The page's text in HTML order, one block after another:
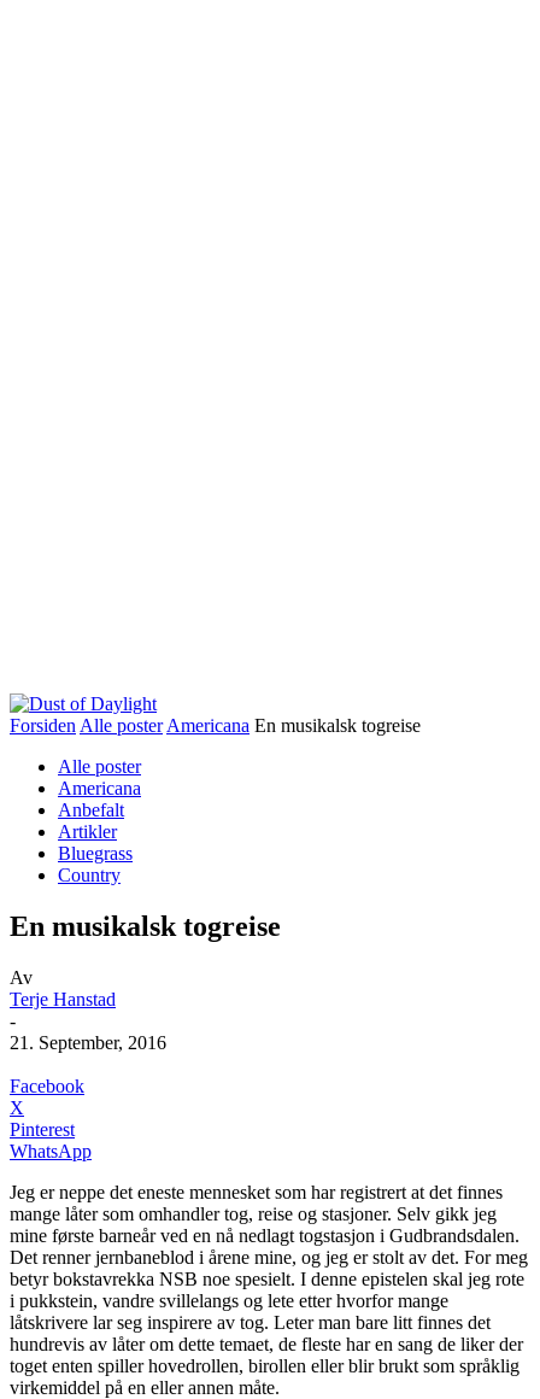
Forsiden Alle poster Americana En musikalsk togreise
Alle poster
Americana
Anbefalt
Artikler
Bluegrass
Country
En musikalsk togreise
Av
Terje Hanstad
-
21. September, 2016
Facebook
X
Pinterest
WhatsApp
Jeg er neppe det eneste mennesket som har registrert at det finnes
mange låter som omhandler tog, reise og stasjoner. Selv gikk jeg
mine første barneår ved en nå nedlagt togstasjon i Gudbrandsdalen.
Det renner jernbaneblod i årene mine, og jeg er stolt av det. For meg
betyr bokstavrekka NSB noe spesielt. I denne epistelen skal jeg rote
i pukkstein, vandre svillelangs og lete etter hvorfor mange
låtskrivere lar seg inspirere av tog. Leter man bare litt finnes det
hundrevis av låter om dette temaet, de fleste har en sang de liker der
toget enten spiller hovedrollen, birollen eller blir brukt som språklig
virkemiddel på en eller annen måte.